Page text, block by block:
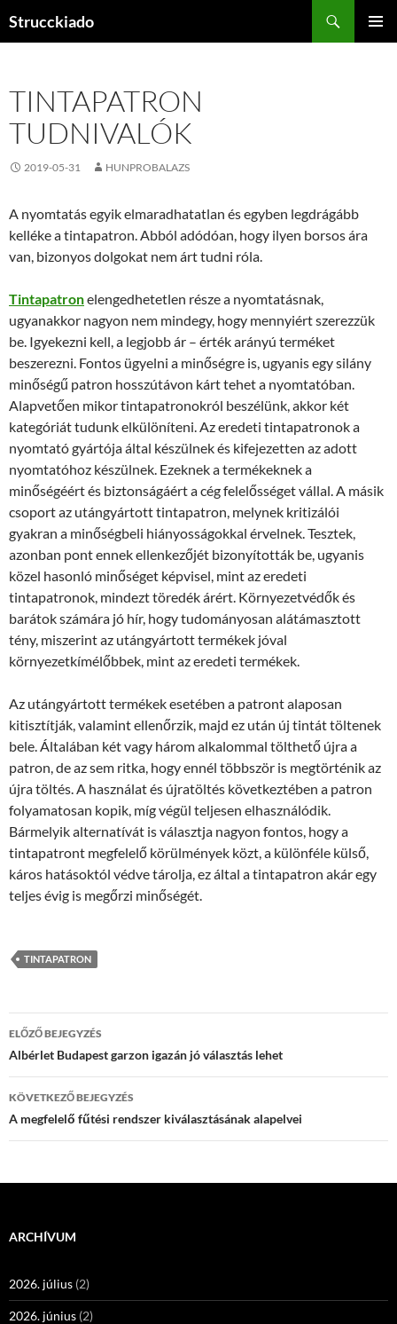
Strucckiado
TINTAPATRON
TUDNIVALÓK
2019-05-31 HUNPROBALAZS
A nyomtatás egyik elmaradhatatlan és egyben legdrágább
kelléke a tintapatron. Abból adódóan, hogy ilyen borsos ára
van, bizonyos dolgokat nem árt tudni róla.
Tintapatronelengedhetetlen része a nyomtatásnak,
ugyanakkor nagyon nem mindegy, hogy mennyiért szerezzük
be. Igyekezni kell, a legjobb ár – érték arányú terméket
beszerezni. Fontos ügyelni a minőségre is, ugyanis egy silány
minőségű patron hosszútávon kárt tehet a nyomtatóban.
Alapvetően mikor tintapatronokról beszélünk, akkor két
kategóriát tudunk elkülöníteni. Az eredeti tintapatronok a
nyomtató gyártója által készülnek és kifejezetten az adott
nyomtatóhoz készülnek. Ezeknek a termékeknek a
minőségéért és biztonságáért a cég felelősséget vállal. A másik
csoport az utángyártott tintapatron, melynek kritizálói
gyakran a minőségbeli hiányosságokkal érvelnek. Tesztek,
azonban pont ennek ellenkezőjét bizonyították be, ugyanis
közel hasonló minőséget képvisel, mint az eredeti
tintapatronok, mindezt töredék árért. Környezetvédők és
barátok számára jó hír, hogy tudományosan alátámasztott
tény, miszerint az utángyártott termékek jóval
környezetkímélőbbek, mint az eredeti termékek.
Az utángyártott termékek esetében a patront alaposan
kitisztítják, valamint ellenőrzik, majd ez után új tintát töltenek
bele. Általában két vagy három alkalommal tölthető újra a
patron, de az sem ritka, hogy ennél többször is megtörténik az
újra töltés. A használat és újratöltés következtében a patron
folyamatosan kopik, míg végül teljesen elhasználódik.
Bármelyik alternatívát is választja nagyon fontos, hogy a
tintapatront megfelelő körülmények közt, a különféle külső,
káros hatásoktól védve tárolja, ez által a tintapatron akár egy
teljes évig is megőrzi minőségét.
TINTAPATRON
Bejegyzések
navigációja
ELŐZŐ BEJEGYZÉS
Albérlet Budapest garzon igazán jó választás lehet
KÖVETKEZŐ BEJEGYZÉS
A megfelelő fűtési rendszer kiválasztásának alapelvei
ARCHÍVUM
2026. július (2)
2026. június (2)